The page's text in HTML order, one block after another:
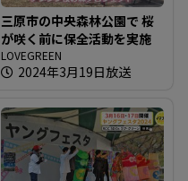
三原市の中央森林公園で 桜
が咲く前に保全活動を実施
LOVEGREEN
2024年3月19日放送